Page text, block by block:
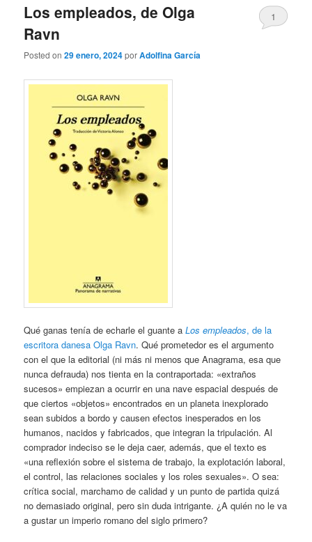
Los empleados, de Olga
Ravn
Posted on29 enero, 2024porAdolfina García
1
Qué ganas tenía de echarle el guante aLos empleados, de la
escritora danesa Olga Ravn. Qué prometedor es el argumento
con el que la editorial (ni más ni menos que Anagrama, esa que
nunca defrauda) nos tienta en la contraportada: «extraños
sucesos» empiezan a ocurrir en una nave espacial después de
que ciertos «objetos» encontrados en un planeta inexplorado
sean subidos a bordo y causen efectos inesperados en los
humanos, nacidos y fabricados, que integran la tripulación. Al
comprador indeciso se le deja caer, además, que el texto es
«una reflexión sobre el sistema de trabajo, la explotación laboral,
el control, las relaciones sociales y los roles sexuales». O sea:
crítica social, marchamo de calidad y un punto de partida quizá
no demasiado original, pero sin duda intrigante. ¿A quién no le va
a gustar un imperio romano del siglo primero?